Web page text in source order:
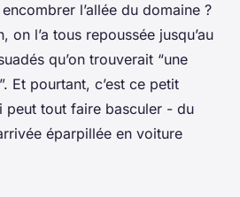
l’allée du domaine ?
on l’a tous repoussée jusqu’au
qu’on trouverait “une
Et pourtant, c’est ce petit
peut tout faire basculer - du
éparpillée en voiture